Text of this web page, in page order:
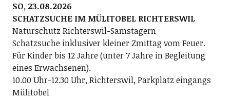
SO, 23.08.2026
SCHATZSUCHE IM MÜLITOBEL RICHTERSWIL
Naturschutz Richterswil-Samstagern
Schatzsuche inklusiver kleiner Zmittag vom Feuer.
Für Kinder bis 12 Jahre (unter 7 Jahre in Begleitung
eines Erwachsenen).
10.00 Uhr-12.30 Uhr, Richterswil, Parkplatz eingangs
Mülitobel